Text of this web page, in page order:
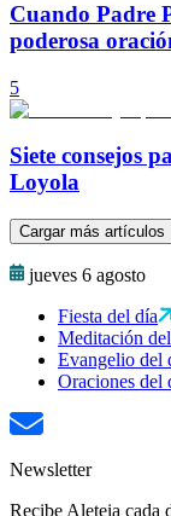
Cuando Padre
poderosa
5
Siete consejos
Loyola
Cargar más artículos
jueves 6 agosto
Fiesta del día
Meditación
Evangelio del
Oraciones del
Newsletter
Recibe Aleteia cada